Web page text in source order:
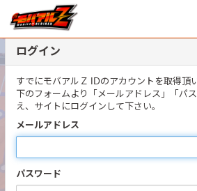
ログイン
すでにモバアルＺ IDのアカウントを取得頂
下のフォームより「メールアドレス」「パ
え、サイトにログインして下さい。
メールアドレス
パスワード